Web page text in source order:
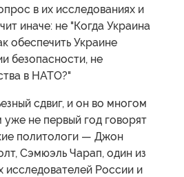
в их исследованиях и
иначе: не "Когда Украина
обеспечить Украине
безопасности, не
в НАТО?"
сдвиг, и он во многом
уже не первый год говорят
политологи — Джон
Сэмюэль Чарап, один из
исследователей России и